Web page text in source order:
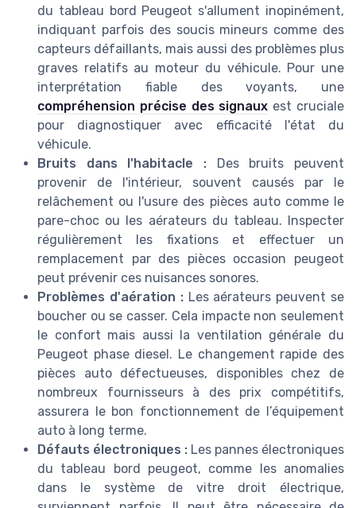
du tableau bord Peugeot s'allument inopinément,
indiquant parfois des soucis mineurs comme des
capteurs défaillants, mais aussi des problèmes plus
graves relatifs au moteur du véhicule. Pour une
interprétation fiable des voyants, une
compréhension précise des signaux est cruciale
pour diagnostiquer avec efficacité l'état du
véhicule.
Bruits dans l'habitacle : Des bruits peuvent
provenir de l'intérieur, souvent causés par le
relâchement ou l'usure des pièces auto comme le
pare-choc ou les aérateurs du tableau. Inspecter
régulièrement les fixations et effectuer un
remplacement par des pièces occasion peugeot
peut prévenir ces nuisances sonores.
Problèmes d'aération :Les aérateurs peuvent se
boucher ou se casser. Cela impacte non seulement
le confort mais aussi la ventilation générale du
Peugeot phase diesel. Le changement rapide des
pièces auto défectueuses, disponibles chez de
nombreux fournisseurs à des prix compétitifs,
assurera le bon fonctionnement de l’équipement
auto à long terme.
Défauts électroniques : Les pannes électroniques
du tableau bord peugeot, comme les anomalies
dans le système de vitre droit électrique,